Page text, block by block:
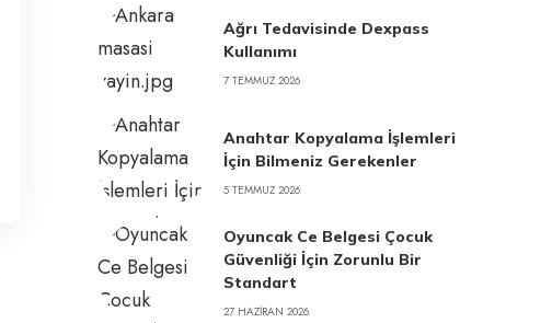
Ağrı Tedavisinde Dexpass
Kullanımı
7 TEMMUZ 2026
Anahtar Kopyalama İşlemleri
İçin Bilmeniz Gerekenler
5 TEMMUZ 2026
Oyuncak Ce Belgesi Çocuk
Güvenliği İçin Zorunlu Bir
Standart
27 HAZIRAN 2026